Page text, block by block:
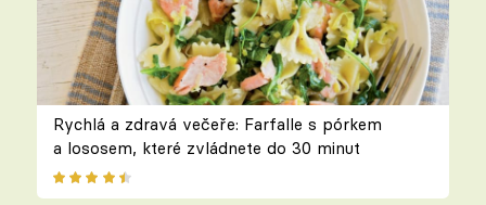
Rychlá a zdravá večeře: Farfalle s pórkem
a lososem, které zvládnete do 30 minut